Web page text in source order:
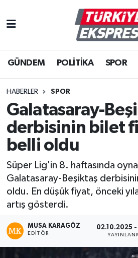
GÜNDEM POLİTİKA SPOR
HABERLER SPOR
Galatasaray-
derbisinin bilet
belli oldu
Süper Lig'in 8. haftasında
Galatasaray-Beşiktaş
oldu. En düşük fiyat, önceki
artış gösterdi.
MUSA KARAGÖZ
EDITÖR
02.10.2025 -
İstanbul Nöbetçi Eczaneler
İstanbul Hava Durumu
İstanbul Namaz Vakitleri
İstanbul Trafik Yoğunluk
Süper Lig Puan Durumu ve
Tüm Manşetler
Son Dakika Haberleri